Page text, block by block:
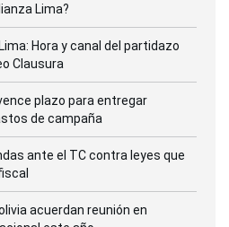
Lima?
Hora y canal del partidazo
Clausura
plazo para entregar
de campaña
ante el TC contra leyes que
acuerdan reunión en